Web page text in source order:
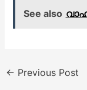
See also
← Previous Post